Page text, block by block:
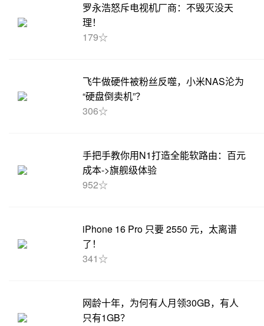
罗永浩怒斥电视机厂商：不毁灭没天
理！
179☆
飞牛做硬件被粉丝反噬，小米NAS沦为
“硬盘倒卖机”？
306☆
手把手教你用N1打造全能软路由：百元
成本->旗舰级体验
952☆
iPhone 16 Pro 只要 2550 元，太离谱
了！
341☆
网龄十年，为何有人月领30GB，有人
只有1GB？